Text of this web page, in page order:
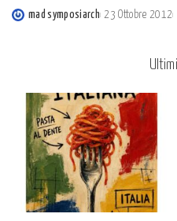
Posted
mad symposiarch 23 Ottobre 2012